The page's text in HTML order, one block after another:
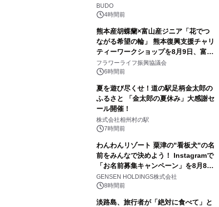
BUDO
4時間前
熊本産胡蝶蘭×富山産ジニア「花でつ
ながる希望の輪」 熊本復興支援チャリ
ティーワークショップを8月9日、富
山・射水で開催
フラワーライフ振興協議会
6時間前
夏を遊び尽くせ！道の駅足柄金太郎の
ふるさと 「金太郎の夏休み」大感謝セ
ール開催！
株式会社相州村の駅
7時間前
わんわんリゾート 粟津の"看板犬"の名
前をみんなで決めよう！ Instagramで
「お名前募集キャンペーン」を8月8日
(土)より開催
GENSEN HOLDINGS株式会社
8時間前
淡路島、旅行者が「絶対に食べて」と